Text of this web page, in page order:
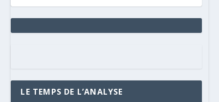
LE TEMPS DE L’ANALYSE